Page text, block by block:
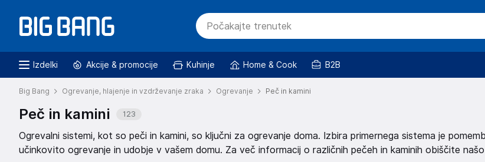
Izdelki Akcije & promocije Kuhinje Home & Cook B2B
Big Bang Ogrevanje, hlajenje in vzdrževanje zraka Ogrevanje Peč in kamini
Peč in kamini 123
Ogrevalni sistemi, kot so peči in kamini, so ključni za ogrevanje doma. Izbira primernega sistema je
učinkovito ogrevanje in udobje v vašem domu. Za več informacij o različnih pečeh in kaminih obiščite